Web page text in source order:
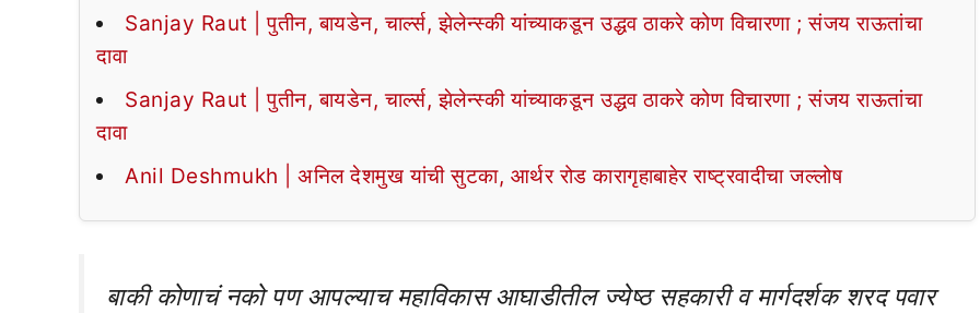
Sanjay Raut | पुतीन, बायडेन, चार्ल्स, झेलेन्स्की यांच्याकडून उद्धव ठाकरे कोण विचारणा ; संजय राऊतांचा
दावा
Sanjay Raut | पुतीन, बायडेन, चार्ल्स, झेलेन्स्की यांच्याकडून उद्धव ठाकरे कोण विचारणा ; संजय राऊतांचा
दावा
Anil Deshmukh | अनिल देशमुख यांची सुटका, आर्थर रोड कारागृहाबाहेर राष्ट्रवादीचा जल्लोष
बाकी कोणाचं नको पण आपल्याच महाविकास आघाडीतील ज्येष्ठ सहकारी व मार्गदर्शक शरद पवार